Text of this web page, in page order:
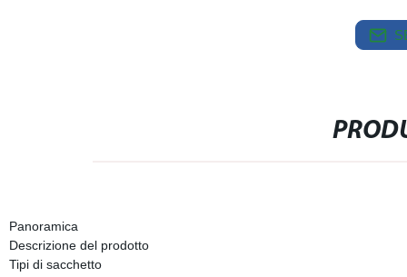
Panoramica
Descrizione del prodotto
Tipi di sacchetto